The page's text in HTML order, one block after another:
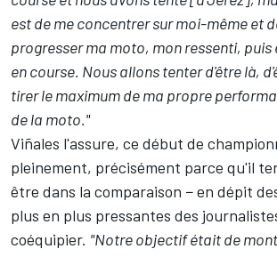
est de me concentrer sur moi-même et
progresser ma moto, mon ressenti, puis
en course. Nous allons tenter d'être là,
tirer le maximum de ma propre
de la moto."
Viñales l'assure, ce début de
pleinement, précisément parce qu'il
être dans la comparaison − en dépit
plus en plus pressantes des
coéquipier. "Notre objectif était de